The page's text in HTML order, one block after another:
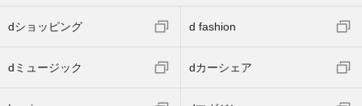
dショッピング d fashion
dミュージック dカーシェア